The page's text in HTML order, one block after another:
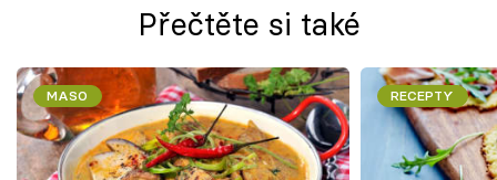
Přečtěte si také
MASO RECEPTY